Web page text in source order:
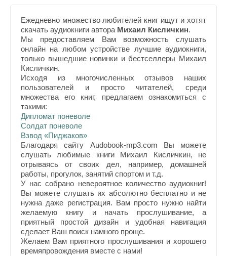
Ежедневно множество любителей книг ищут и хотят
скачать аудиокниги автора Михаил Кисличкин.
Мы предоставляем Вам возможность слушать
онлайн на любом устройстве лучшие аудиокниги,
только вышедшие новинки и бестселлеры Михаил
Кисличкин.
Исходя из многочисленных отзывов наших
пользователей и просто читателей, среди
множества его книг, предлагаем ознакомиться с
такими:
Дипломат поневоле
Солдат поневоле
Взвод «Пиджаков»
Благодаря сайту Audobook-mp3.com Вы можете
слушать любимые книги Михаил Кисличкин, не
отрываясь от своих дел, например, домашней
работы, прогулок, занятий спортом и т.д.
У нас собрано невероятное количество аудиокниг!
Вы можете слушать их абсолютно бесплатно и не
нужна даже регистрация. Вам просто нужно найти
желаемую книгу и начать прослушивание, а
приятный простой дизайн и удобная навигация
сделает Ваш поиск намного проще.
Желаем Вам приятного прослушивания и хорошего
времяпровождения вместе с нами!